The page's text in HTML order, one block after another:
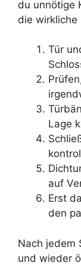
du unnötige
die wirkliche
Tür
Lage
auf
Erst
den
Nach jedem
und wieder